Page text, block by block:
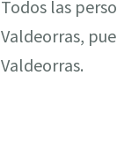
Todos las
Valdeorras,
Valdeorras.